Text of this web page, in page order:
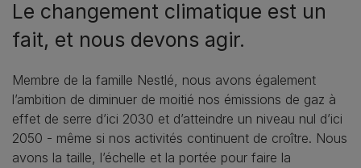
Le changement climatique est un
fait, et nous devons agir.
Membre de la famille Nestlé, nous avons également
l’ambition de diminuer de moitié nos émissions de gaz à
effet de serre d’ici 2030 et d’atteindre un niveau nul d’ici
2050 - même si nos activités continuent de croître. Nous
avons la taille, l’échelle et la portée pour faire la